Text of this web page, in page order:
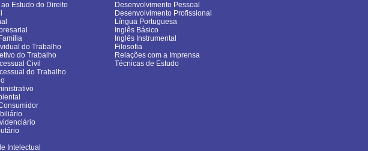
ao Estudo do Direito
do Trabalho
do Trabalho
Civil
do Trabalho
Intelectual
Desenvolvimento Pessoal
Desenvolvimento Profissional
Língua Portuguesa
Inglês Básico
Inglês Instrumental
Filosofia
Relações com a Imprensa
Técnicas de Estudo